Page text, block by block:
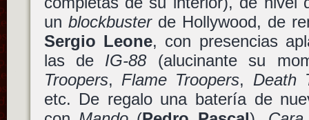
un blockbusterde Hollywood, de
Sergio Leone, con presencias
las de IG-88(alucinante su
Troopers, Flame Troopers, Death
etc. De regalo una batería de